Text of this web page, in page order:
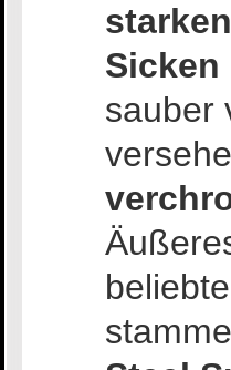
Sicken
sauber
beliebte